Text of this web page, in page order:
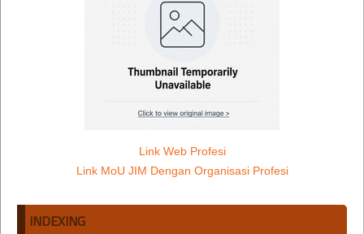
Link Web Profesi
Link MoU JIM Dengan Organisasi Profesi
INDEXING